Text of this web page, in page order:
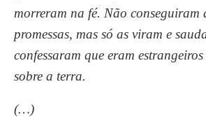
morreram na fé. Não conseguiram
promessas, mas só as viram e
confessaram que eram
sobre a terra.
(…)